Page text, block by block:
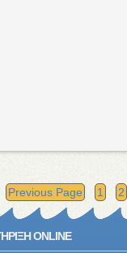
Previous Page 1 2
ONLINE